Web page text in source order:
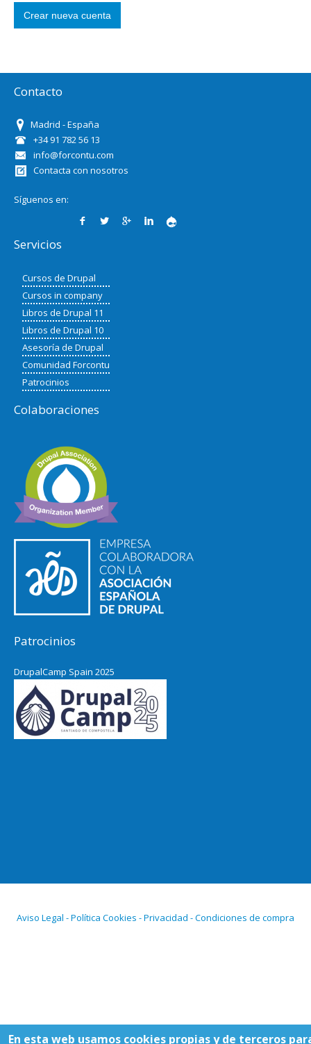
Contacto
Madrid - España
+34 91 782 56 13
info@forcontu.com
Contacta con nosotros
Síguenos en:
Servicios
Cursos de Drupal
Cursos in company
Libros de Drupal 11
Libros de Drupal 10
Asesoría de Drupal
Comunidad Forcontu
Patrocinios
Colaboraciones
Patrocinios
DrupalCamp Spain 2025
Pacific Northwest Drupal Summit
2024
Aviso Legal - Política Cookies - Privacidad - Condiciones de compra
En esta web usamos cookies propias y de terceros